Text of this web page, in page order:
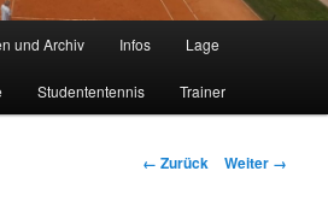
und Archiv Infos Lage
Studententennis Trainer
Bilder-
← Zurück Weiter →